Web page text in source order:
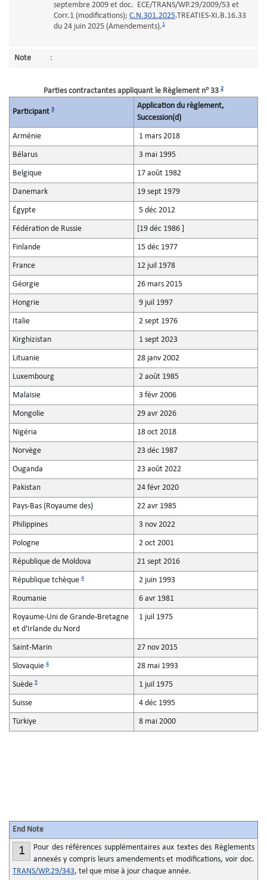
septembre 2009 et doc. ECE/TRANS/WP.29/2009/53 et
Corr.1 (modifications); C.N.301.2025.TREATIES-XI.B.16.33
du 24 juin 2025 (Amendements).1
Note :
Parties contractantes appliquant le Règlement no33 2
Participant 3
Application du règlement,
Succession(d)
Arménie 1 mars 2018
Bélarus 3 mai 1995
Belgique 17 août 1982
Danemark 19 sept 1979
Égypte 5 déc 2012
Fédération de Russie [19 déc 1986 ]
Finlande 15 déc 1977
France 12 juil 1978
Géorgie 26 mars 2015
Hongrie 9 juil 1997
Italie 2 sept 1976
Kirghizistan 1 sept 2023
Lituanie 28 janv 2002
Luxembourg 2 août 1985
Malaisie 3 févr 2006
Mongolie 29 avr 2026
Nigéria 18 oct 2018
Norvège 23 déc 1987
Ouganda 23 août 2022
Pakistan 24 févr 2020
Pays-Bas (Royaume des) 22 avr 1985
Philippines 3 nov 2022
Pologne 2 oct 2001
République de Moldova 21 sept 2016
République tchèque 4 2 juin 1993
Roumanie 6 avr 1981
Royaume-Uni de Grande-Bretagne
et d'Irlande du Nord
1 juil 1975
Saint-Marin 27 nov 2015
Slovaquie 4 28 mai 1993
Suède 5 1 juil 1975
Suisse 4 déc 1995
Türkiye 8 mai 2000
End Note
1
Pour des références supplémentaires aux textes des Règlements
annexés y compris leurs amendements et modifications, voir doc.
TRANS/WP.29/343, tel que mise à jour chaque année.